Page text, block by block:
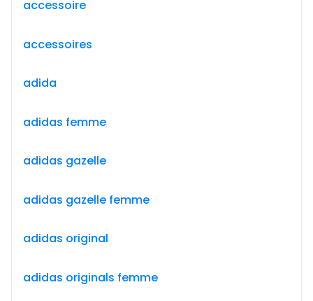
accessoire
accessoires
adida
adidas femme
adidas gazelle
adidas gazelle femme
adidas original
adidas originals femme